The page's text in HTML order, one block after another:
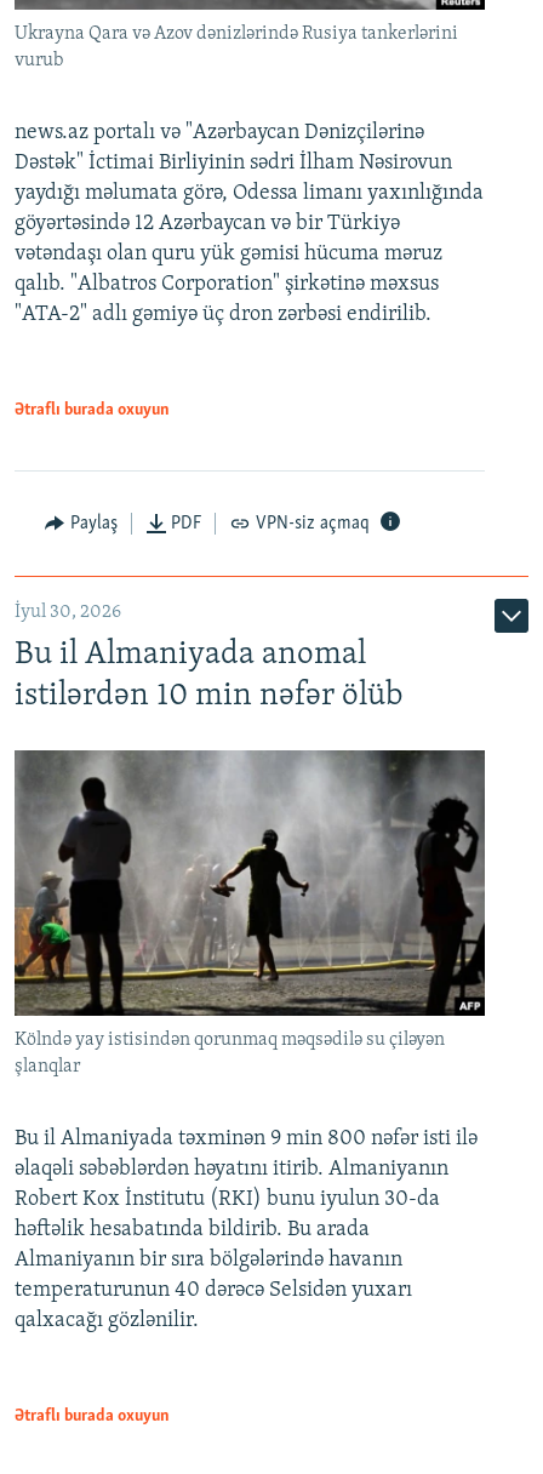
Ukrayna Qara və Azov dənizlərində Rusiya tankerlərini
vurub
news.az portalı və "Azərbaycan Dənizçilərinə
Dəstək" İctimai Birliyinin sədri İlham Nəsirovun
yaydığı məlumata görə, Odessa limanı yaxınlığında
göyərtəsində 12 Azərbaycan və bir Türkiyə
vətəndaşı olan quru yük gəmisi hücuma məruz
qalıb. "Albatros Corporation" şirkətinə məxsus
"ATA-2" adlı gəmiyə üç dron zərbəsi endirilib.
Ətraflı burada oxuyun
Paylaş PDF VPN-siz açmaq
İyul 30, 2026
Bu il Almaniyada anomal
istilərdən 10 min nəfər ölüb
Kölndə yay istisindən qorunmaq məqsədilə su çiləyən
şlanqlar
Bu il Almaniyada təxminən 9 min 800 nəfər isti ilə
əlaqəli səbəblərdən həyatını itirib. Almaniyanın
Robert Kox İnstitutu (RKI) bunu iyulun 30-da
həftəlik hesabatında bildirib. Bu arada
Almaniyanın bir sıra bölgələrində havanın
temperaturunun 40 dərəcə Selsidən yuxarı
qalxacağı gözlənilir.
Ətraflı burada oxuyun